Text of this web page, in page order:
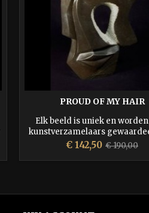
PROUD OF MY HAIR
Elk beeld is uniek en
kunstverzamelaars
de orginaliteit en hoge
Prijs
€ 142,50 Normale
prijs
€ 190,00